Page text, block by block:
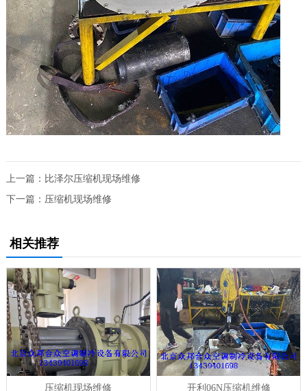
上一篇： 比泽尔压缩机现场维修
下一篇： 压缩机现场维修
相关推荐
压缩机现场维修 开利06N压缩机维修